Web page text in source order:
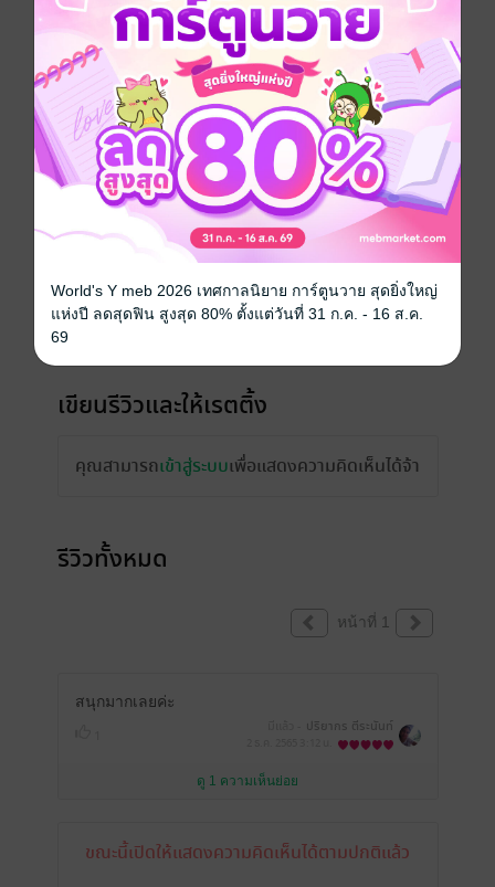
วันที่วางขาย 01 ธันวาคม 2565
ความยาว 584 หน้า (≈ 114,896 คำ)
249 บาท
เรื่องที่คุณน่าจะสนใจ
เขียนรีวิวและให้เรตติ้ง
คุณสามารถเข้าสู่ระบบเพื่อแสดงความคิดเห็นได้จ้า
รีวิวทั้งหมด
หน้าที่ 1
สนุกมากเลยค่ะ
ปริยากร ตีระนันท์
ดู 1 ความเห็นย่อย
ขณะนี้เปิดให้แสดงความคิดเห็นได้ตามปกติแล้ว
World's Y meb 2026 เทศกาลนิยาย การ์ตูนวาย สุดยิ่งใหญ่
แห่งปี ลดสุดฟิน สูงสุด 80% ตั้งแต่วันที่ 31 ก.ค. - 16 ส.ค.
69